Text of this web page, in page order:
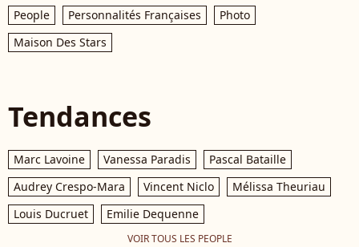
People Personnalités Françaises
Photo
Maison Des Stars
Tendances
Marc Lavoine Vanessa Paradis
Pascal Bataille
Audrey Crespo-Mara
Vincent Niclo
Mélissa Theuriau
Louis Ducruet
Emilie Dequenne
VOIR TOUS LES PEOPLE